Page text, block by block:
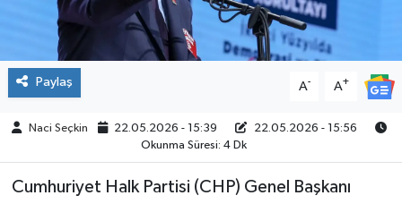
Paylaş A- A+
Naci Seçkin 22.05.2026 - 15:39
22.05.2026 - 15:56
Okunma Süresi: 4 Dk
Cumhuriyet Halk Partisi (CHP) Genel Başkanı